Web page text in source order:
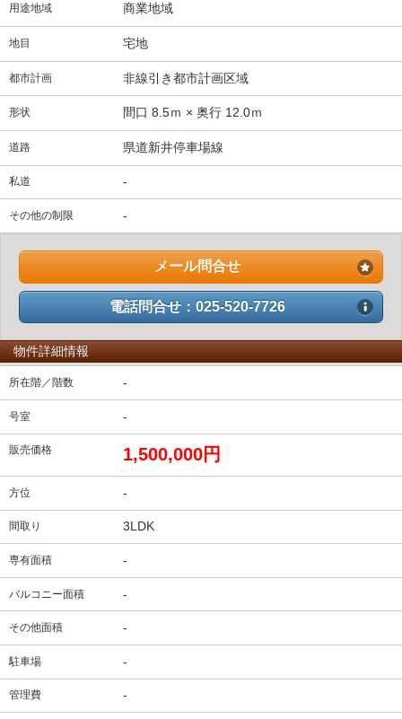
用途地域 商業地域
地目 宅地
都市計画 非線引き都市計画区域
形状 間口 8.5ｍ × 奥行 12.0ｍ
道路 県道新井停車場線
私道 -
その他の制限 -
メール問合せ
電話問合せ：025-520-7726
物件詳細情報
所在階／階数 -
号室 -
販売価格 1,500,000円
方位 -
間取り 3LDK
専有面積 -
バルコニー面積 -
その他面積 -
駐車場 -
管理費 -